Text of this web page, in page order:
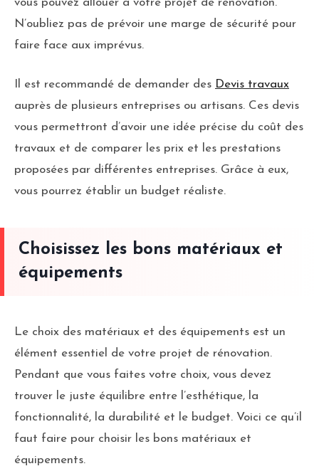
N’oubliez pas de prévoir une marge de sécurité pour
faire face aux imprévus.
Il est recommandé de demander des Devis travaux
auprès de plusieurs entreprises ou artisans. Ces devis
vous permettront d’avoir une idée précise du coût des
travaux et de comparer les prix et les prestations
proposées par différentes entreprises. Grâce à eux,
vous pourrez établir un budget réaliste.
Choisissez les bons matériaux et
équipements
Le choix des matériaux et des équipements est un
élément essentiel de votre projet de rénovation.
Pendant que vous faites votre choix, vous devez
trouver le juste équilibre entre l’esthétique, la
fonctionnalité, la durabilité et le budget. Voici ce qu’il
faut faire pour choisir les bons matériaux et
équipements.